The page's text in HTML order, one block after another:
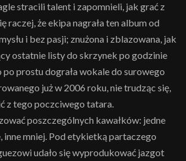
stracili talent i zapomnieli, jak grać z
raczej, że ekipa nagrała ten album od
i bez pasji; znużona i zblazowana, jak
ostatnie listy do skrzynek po godzinie
prostu dograła wokale do surowego
już w 2006 roku, nie trudząc się,
z tego poczciwego tatara.
poszczególnych kawałków: jedne
mniej. Pod etykietką partaczego
udało się wyprodukować jazgot